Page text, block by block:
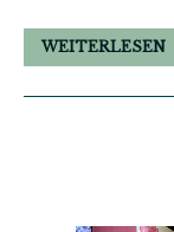
WEITERLESEN